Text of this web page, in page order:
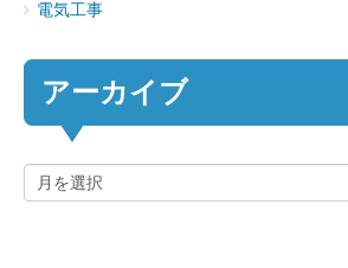
電気工事
アーカイブ